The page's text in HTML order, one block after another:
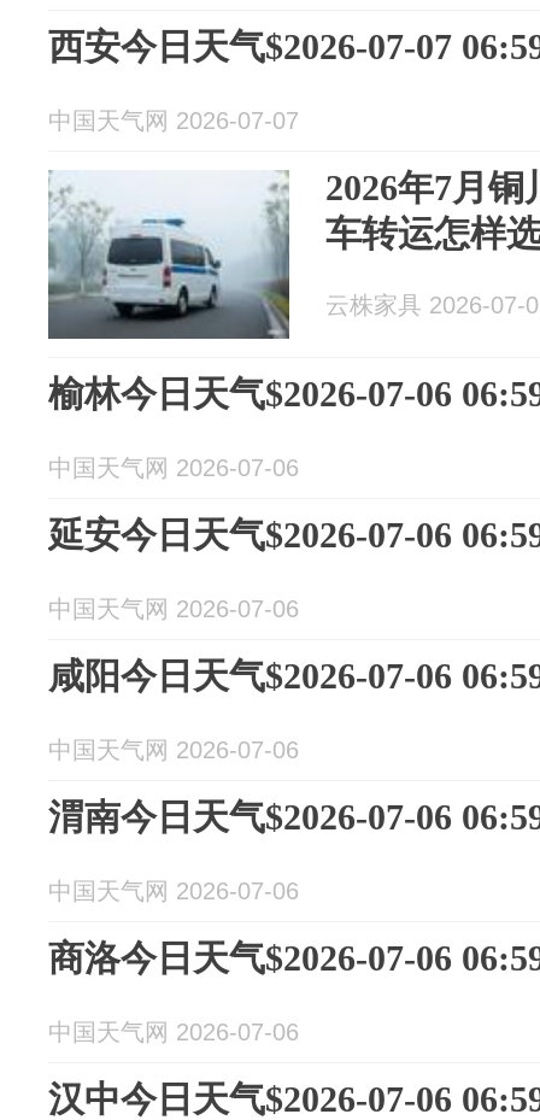
西安今日天气$2026-07-07
中国天气网 2026-07-07
2026年7月
车转运怎样
云株家具 2026-07-
榆林今日天气$2026-07-06
中国天气网 2026-07-06
延安今日天气$2026-07-06
中国天气网 2026-07-06
咸阳今日天气$2026-07-06
中国天气网 2026-07-06
渭南今日天气$2026-07-06
中国天气网 2026-07-06
商洛今日天气$2026-07-06
中国天气网 2026-07-06
汉中今日天气$2026-07-06